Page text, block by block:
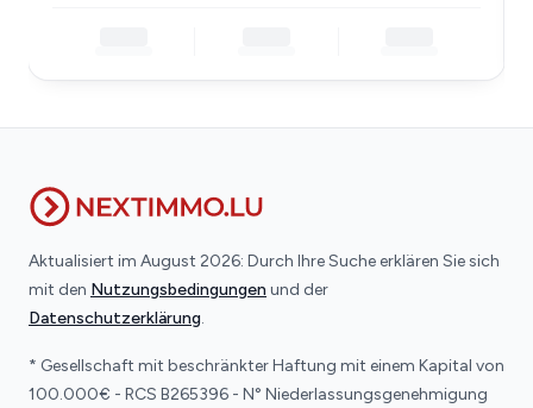
Aktualisiert im August 2026: Durch Ihre Suche erklären Sie sich
mit den Nutzungsbedingungen und der
Datenschutzerklärung.
* Gesellschaft mit beschränkter Haftung mit einem Kapital von
100.000€ - RCS B265396 - N° Niederlassungsgenehmigung